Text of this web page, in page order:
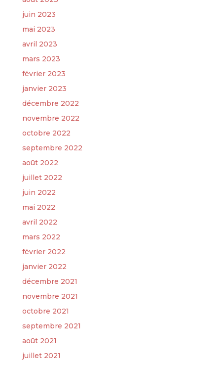
juin 2023
mai 2023
avril 2023
mars 2023
février 2023
janvier 2023
décembre 2022
novembre 2022
octobre 2022
septembre 2022
août 2022
juillet 2022
juin 2022
mai 2022
avril 2022
mars 2022
février 2022
janvier 2022
décembre 2021
novembre 2021
octobre 2021
septembre 2021
août 2021
juillet 2021